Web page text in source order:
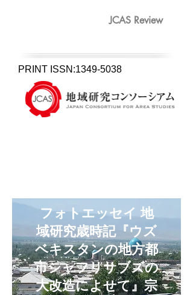
JCAS Review
PRINT ISSN:1349-5038
フォト​エッセイ 地
域研究歳時記『ウズ
ベキスタンの地方都
市シャフリサブズの
大改造によせて』宗